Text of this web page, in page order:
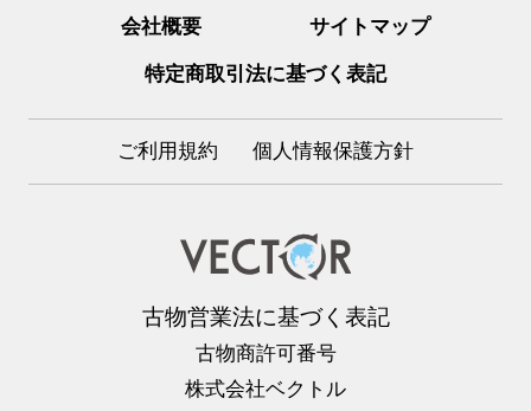
会社概要 サイトマップ
特定商取引法に基づく表記
ご利用規約 個人情報保護方針
古物営業法に基づく表記
古物商許可番号
株式会社ベクトル